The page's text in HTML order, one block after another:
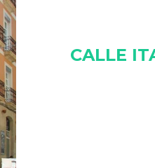
CALLE